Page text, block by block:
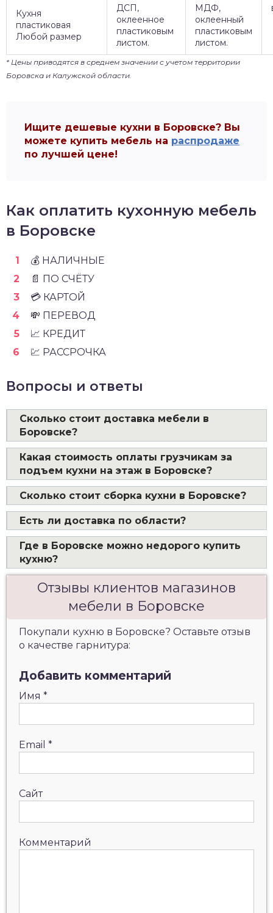
Кухня
пластиковая
Любой размер
ДСП,
оклеенное
пластиковым
листом.
МДФ,
оклеенный
пластиковым
листом.
* Цены приводятся в среднем значении с учетом территории
Боровска и Калужской области.
Ищите дешевые кухни в Боровске? Вы
можете купить мебель на распродаже
по лучшей цене!
Как оплатить кухонную мебель
в Боровске
💰 НАЛИЧНЫЕ
📄 ПО СЧЁТУ
💳 КАРТОЙ
💸 ПЕРЕВОД
📈 КРЕДИТ
💹 РАССРОЧКА
Вопросы и ответы
Сколько стоит доставка мебели в
Боровске?
Какая стоимость оплаты грузчикам за
подъем кухни на этаж в Боровске?
Сколько стоит сборка кухни в Боровске?
Есть ли доставка по области?
Где в Боровске можно недорого купить
кухню?
Отзывы клиентов магазинов
мебели в Боровске
Покупали кухню в Боровске? Оставьте отзыв
о качестве гарнитура:
Добавить комментарий
Имя *
Email *
Сайт
Комментарий